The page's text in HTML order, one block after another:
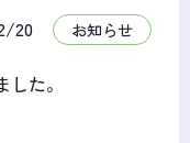
20 お知らせ
た。